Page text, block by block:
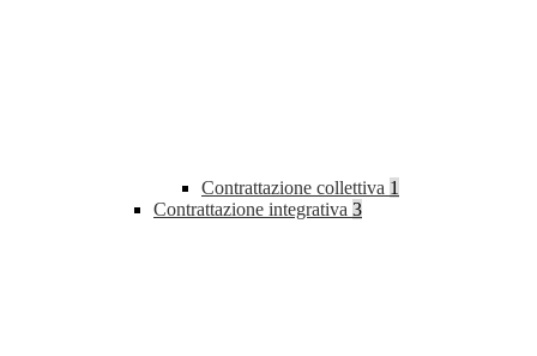
Contrattazione collettiva 1
Contrattazione integrativa 3